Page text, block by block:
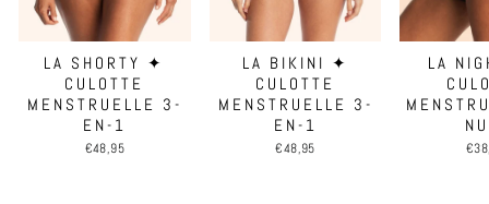
LA SHORTY ✦
CULOTTE
MENSTRUELLE 3-
EN-1
€48,95
LA BIKINI ✦
CULOTTE
MENSTRUELLE 3-
EN-1
€48,95
LA